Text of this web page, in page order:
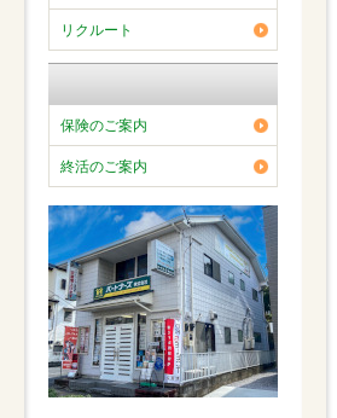
リクルート
保険のご案内
終活のご案内